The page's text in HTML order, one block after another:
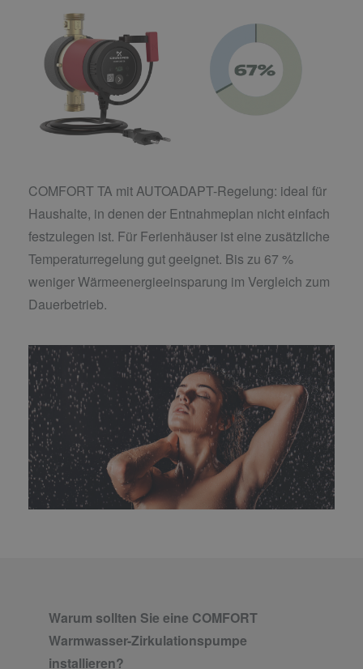
COMFORT TA mit AUTOADAPT-Regelung: ideal für
Haushalte, in denen der Entnahmeplan nicht einfach
festzulegen ist. Für Ferienhäuser ist eine zusätzliche
Temperaturregelung gut geeignet. Bis zu 67 %
weniger Wärmeenergieeinsparung im Vergleich zum
Dauerbetrieb.
Warum sollten Sie eine COMFORT
Warmwasser-Zirkulationspumpe
installieren?